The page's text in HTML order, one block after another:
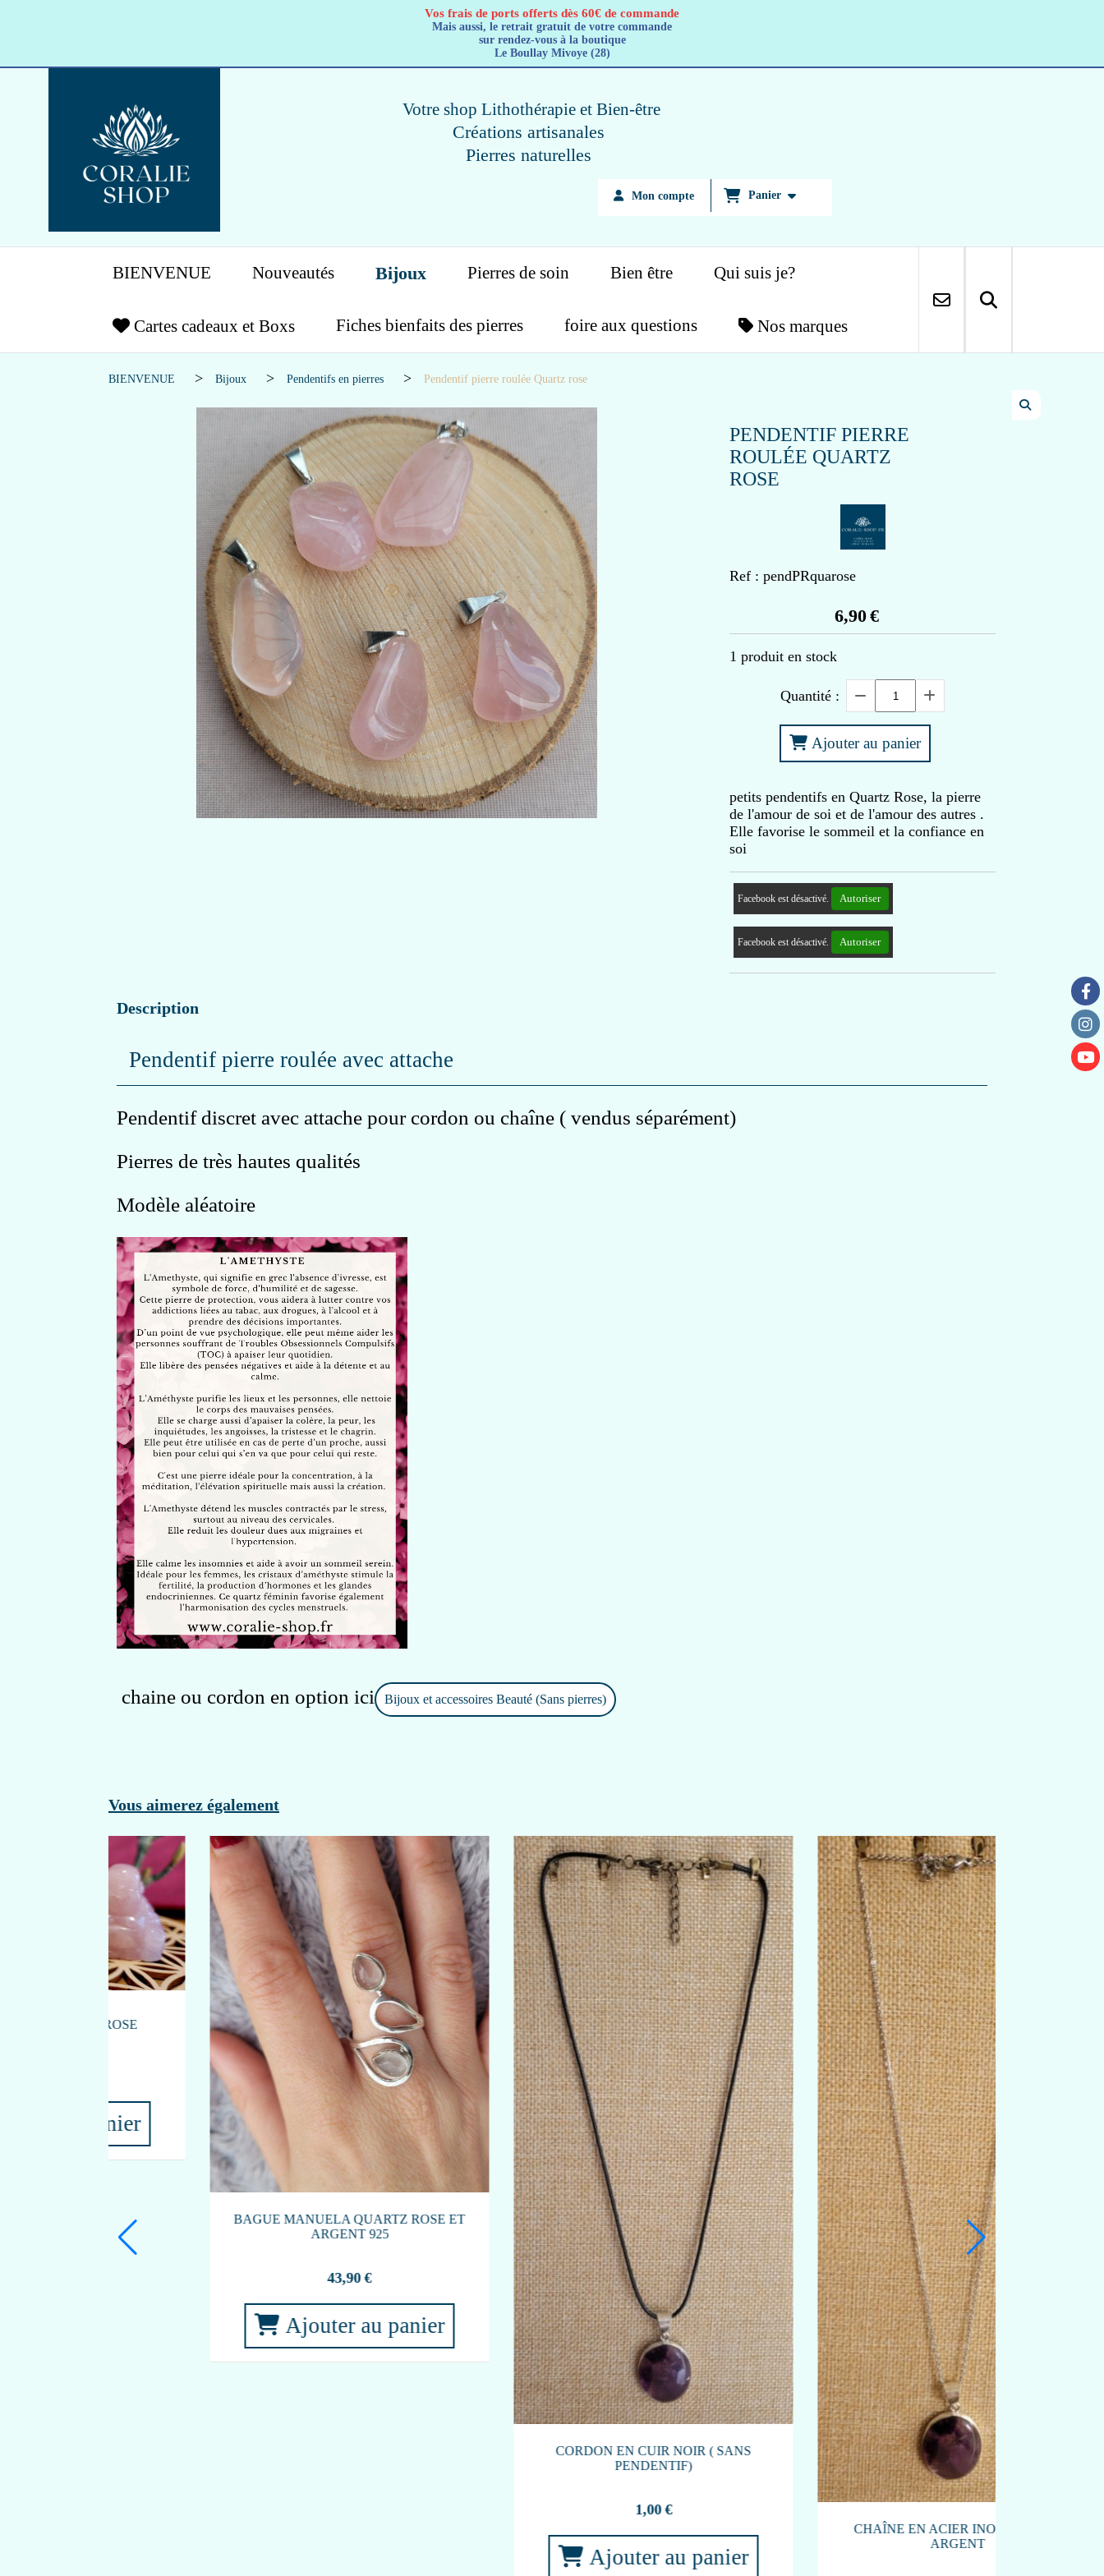
Vos frais de ports offerts dès 60€ de commande
Mais aussi, le retrait gratuit de votre commande
sur rendez-vous à la boutique
Le Boullay Mivoye (28)
Votre shop Lithothérapie et Bien-être
Créations artisanales
Pierres naturelles
Mon compte Panier
BIENVENUE Nouveautés Bijoux Pierres de soin Bien être Qui suis je?
Cartes cadeaux et Boxs Fiches bienfaits des pierres foire aux questions Nos marques
BIENVENUE Bijoux Pendentifs en pierres Pendentif pierre roulée Quartz rose
PENDENTIF PIERRE
ROULÉE QUARTZ
ROSE
Ref : pendPRquarose
6,90€
1 produit en stock
Quantité :
Ajouter au panier
petits pendentifs en Quartz Rose, la pierre
de l'amour de soi et de l'amour des autres .
Elle favorise le sommeil et la confiance en
soi
Facebook est désactivé. Autoriser
Facebook est désactivé. Autoriser
Description
Pendentif pierre roulée avec attache
Pendentif discret avec attache pour cordon ou chaîne ( vendus séparément)
Pierres de très hautes qualités
Modèle aléatoire
chaine ou cordon en option ici Bijoux et accessoires Beauté (Sans pierres)
Vous aimerez également
DURGA LABRADORITE ET
QUARTZ ROSE
Ajouter au panier
Article en rupture
COEUR EN QUARTZ ROSE 90MM
(CLIQUEZ SUR LA PHOTO POUR LE
DÉCOUVRIR EN VIDÉO)
28,00€
Article en rupture
PUCES EN ARGENT ET QUARTZ ROSE
16,00
Article en rupture